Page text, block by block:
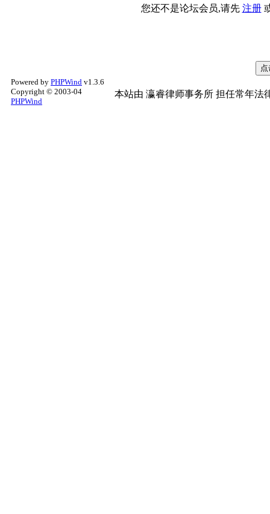
您还不是论坛会员,请先 注册
Powered by PHPWind v1.3.6
Copyright © 2003-04
PHPWind
本站由 瀛睿律师事务所 担任常年法